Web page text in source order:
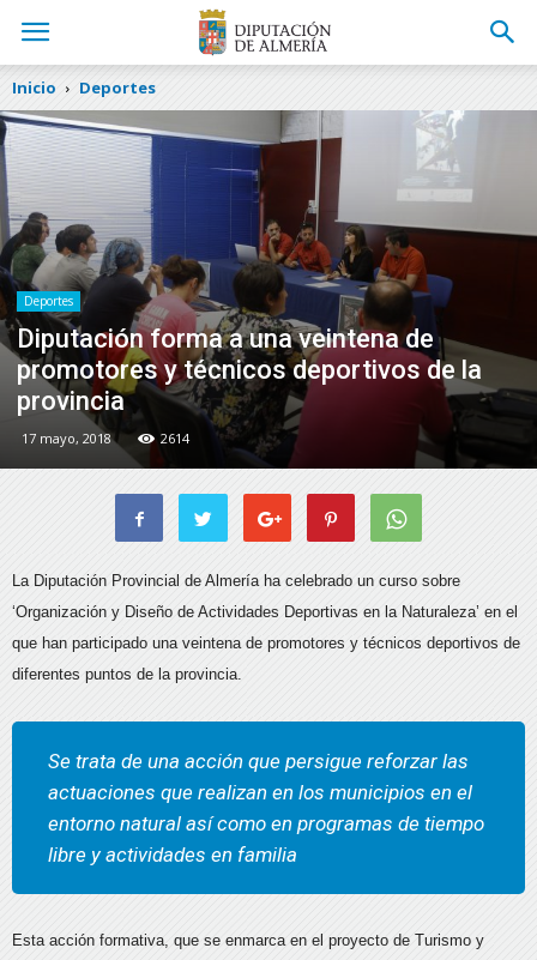
Inicio Deportes
Deportes
Diputación forma a una veintena de
promotores y técnicos deportivos de la
provincia
17 mayo, 2018 2614
La Diputación Provincial de Almería ha celebrado un curso sobre
‘Organización y Diseño de Actividades Deportivas en la Naturaleza’ en el
que han participado una veintena de promotores y técnicos deportivos de
diferentes puntos de la provincia.
Se trata de una acción que persigue reforzar las
actuaciones que realizan en los municipios en el
entorno natural así como en programas de tiempo
libre y actividades en familia
Esta acción formativa, que se enmarca en el proyecto de Turismo y